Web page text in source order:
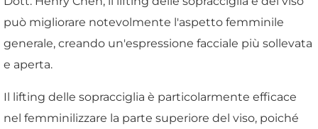
può migliorare notevolmente l'aspetto femminile
generale, creando un'espressione facciale più sollevata
e aperta.
Il lifting delle sopracciglia è particolarmente efficace
nel femminilizzare la parte superiore del viso, poiché